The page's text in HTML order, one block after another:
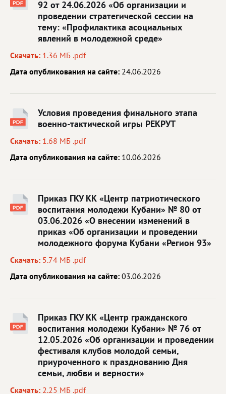
92 от 24.06.2026 «Об организации и
проведении стратегической сессии на
тему: «Профилактика асоциальных
явлений в молодежной среде»
Скачать: 1.36 МБ .pdf
Дата опубликования на сайте: 24.06.2026
Условия проведения финального этапа
военно-тактической игры РЕКРУТ
Скачать: 1.68 МБ .pdf
Дата опубликования на сайте: 10.06.2026
Приказ ГКУ КК «Центр патриотического
воспитания молодежи Кубани» № 80 от
03.06.2026 «О внесении изменений в
приказ «Об организации и проведении
молодежного форума Кубани «Регион 93»
Скачать: 5.74 МБ .pdf
Дата опубликования на сайте: 03.06.2026
Приказ ГКУ КК «Центр гражданского
воспитания молодежи Кубани» № 76 от
12.05.2026 «Об организации и проведении
фестиваля клубов молодой семьи,
приуроченного к празднованию Дня
семьи, любви и верности»
Скачать: 2.25 МБ .pdf